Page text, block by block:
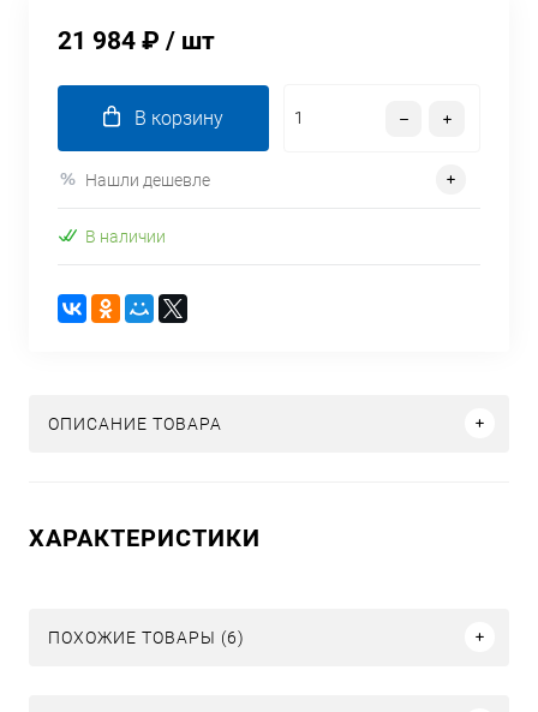
21 984 ₽ / шт
В корзину
Нашли дешевле
В наличии
ОПИСАНИЕ ТОВАРА
ХАРАКТЕРИСТИКИ
ПОХОЖИЕ ТОВАРЫ (6)